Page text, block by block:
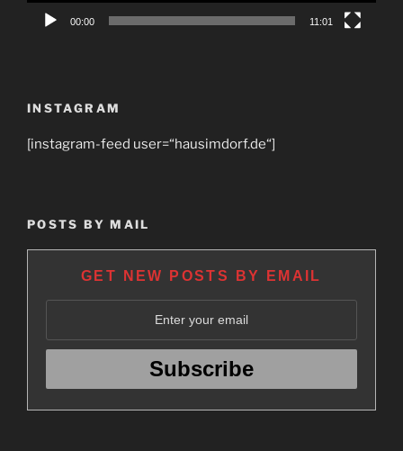
00:00 11:01
INSTAGRAM
[instagram-feed user=“hausimdorf.de“]
POSTS BY MAIL
GET NEW POSTS BY EMAIL